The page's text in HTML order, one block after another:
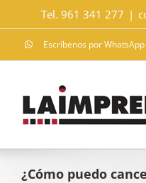
Tel. 961 341 277 |
Escríbenos por WhatsApp
¿Cómo puedo